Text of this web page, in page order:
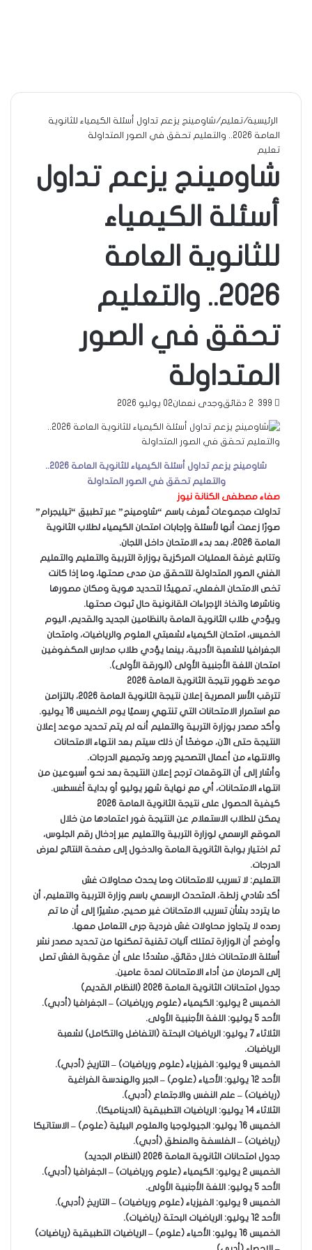
الرئيسية/تعليم/شاومينج يزعم تداول أسئلة الكيمياء للثانوية
العامة 2026.. والتعليم تحقق في الصور المتداولة
تعليم
شاومينج يزعم تداول
أسئلة الكيمياء
للثانوية العامة
2026.. والتعليم
تحقق في الصور
المتداولة
وجدى نعمان02 يوليو 2026
شاومينج يزعم تداول أسئلة الكيمياء للثانوية العامة 2026..
والتعليم تحقق في الصور المتداولة
صفاء مصطفى الكنانة نيوز
تداولت مجموعات تُعرف باسم “شاومينج” عبر تطبيق “تيليجرام”
صورًا زعمت أنها لأسئلة وإجابات امتحان الكيمياء لطلاب الثانوية
العامة 2026، بعد بدء الامتحان داخل اللجان.
وتتابع غرفة العمليات المركزية بوزارة التربية والتعليم والتعليم
الفني الصور المتداولة للتحقق من مدى صحتها، وما إذا كانت
تخص الامتحان الفعلي، تمهيدًا لتحديد هوية ومكان مصورها
وناشرها واتخاذ الإجراءات القانونية حال ثبوت صحتها.
ويؤدي طلاب الثانوية العامة بالنظامين الجديد والقديم، اليوم
الخميس، امتحان الكيمياء لشعبتي العلوم والرياضيات، وامتحان
الجغرافيا للشعبة الأدبية، بينما يؤدي طلاب مدارس المكفوفين
امتحان اللغة الأجنبية الأولى (الورقة الأولى).
موعد ظهور نتيجة الثانوية العامة 2026
تترقب الأسر المصرية إعلان نتيجة الثانوية العامة 2026، بالتزامن
مع استمرار الامتحانات التي تنتهي رسميًا يوم الخميس 16 يوليو.
وأكد مصدر بوزارة التربية والتعليم أنه لم يتم تحديد موعد إعلان
النتيجة حتى الآن، موضحًا أن ذلك سيتم بعد انتهاء الامتحانات
والانتهاء من أعمال التصحيح ورصد وتجميع الدرجات.
وأشار إلى أن التوقعات ترجح إعلان النتيجة بعد نحو أسبوعين من
انتهاء الامتحانات، أي مع نهاية شهر يوليو أو بداية أغسطس.
كيفية الحصول على نتيجة الثانوية العامة 2026
يمكن للطلاب الاستعلام عن النتيجة فور اعتمادها من خلال
الموقع الرسمي لوزارة التربية والتعليم عبر إدخال رقم الجلوس،
ثم اختيار بوابة الثانوية العامة والدخول إلى صفحة النتائج لعرض
الدرجات.
التعليم: لا تسريب للامتحانات وما يحدث محاولات غش
أكد شادي زلطة، المتحدث الرسمي باسم وزارة التربية والتعليم، أن
ما يتردد بشأن تسريب الامتحانات غير صحيح، مشيرًا إلى أن ما تم
رصده لا يتجاوز محاولات غش فردية جرى التعامل معها.
وأوضح أن الوزارة تمتلك آليات تقنية تمكنها من تحديد مصدر نشر
أسئلة الامتحانات خلال دقائق، مشددًا على أن عقوبة الغش تصل
إلى الحرمان من أداء الامتحانات لمدة عامين.
جدول امتحانات الثانوية العامة 2026 (النظام القديم)
الخميس 2 يوليو: الكيمياء (علوم ورياضيات) – الجغرافيا (أدبي).
الأحد 5 يوليو: اللغة الأجنبية الأولى.
الثلاثاء 7 يوليو: الرياضيات البحتة (التفاضل والتكامل) لشعبة
الرياضيات.
الخميس 9 يوليو: الفيزياء (علوم ورياضيات) – التاريخ (أدبي).
الأحد 12 يوليو: الأحياء (علوم) – الجبر والهندسة الفراغية
(رياضيات) – علم النفس والاجتماع (أدبي).
الثلاثاء 14 يوليو: الرياضيات التطبيقية (الديناميكا).
الخميس 16 يوليو: الجيولوجيا والعلوم البيئية (علوم) – الاستاتيكا
(رياضيات) – الفلسفة والمنطق (أدبي).
جدول امتحانات الثانوية العامة 2026 (النظام الجديد)
الخميس 2 يوليو: الكيمياء (علوم ورياضيات) – الجغرافيا (أدبي).
الأحد 5 يوليو: اللغة الأجنبية الأولى.
الخميس 9 يوليو: الفيزياء (علوم ورياضيات) – التاريخ (أدبي).
الأحد 12 يوليو: الرياضيات البحتة (رياضيات).
الخميس 16 يوليو: الأحياء (علوم) – الرياضيات التطبيقية (رياضيات)